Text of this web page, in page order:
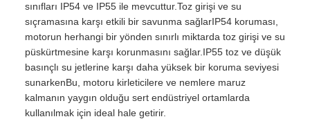
sınıfları IP54 ve IP55 ile mevcuttur.Toz girişi ve su
sıçramasına karşı etkili bir savunma sağlarIP54 koruması,
motorun herhangi bir yönden sınırlı miktarda toz girişi ve su
püskürtmesine karşı korunmasını sağlar.IP55 toz ve düşük
basınçlı su jetlerine karşı daha yüksek bir koruma seviyesi
sunarkenBu, motoru kirleticilere ve nemlere maruz
kalmanın yaygın olduğu sert endüstriyel ortamlarda
kullanılmak için ideal hale getirir.